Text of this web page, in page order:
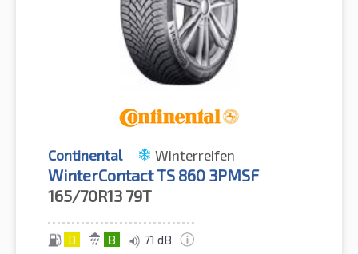
Continental Winterreifen
WinterContact TS 860 3PMSF
165/70R13 79T
D B 71 dB